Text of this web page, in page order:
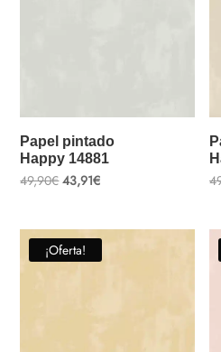
Papel pintado
Happy 14881
49,90€El
precio
49,90€.
43,91€El
43,91€.
¡Oferta!